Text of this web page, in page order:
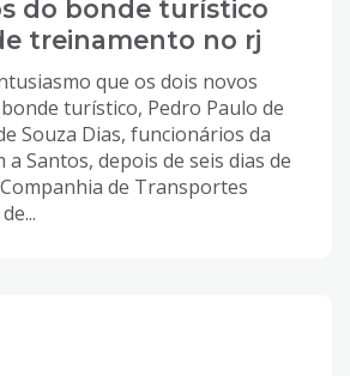
do bonde turístico
treinamento no rj
que os dois novos
turístico, Pedro Paulo de
Souza Dias, funcionários da
Santos, depois de seis dias de
de Transportes